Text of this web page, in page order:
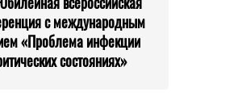
с международным
«Проблема инфекции
состояниях»